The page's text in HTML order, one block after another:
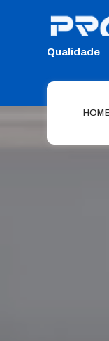
Qualidade